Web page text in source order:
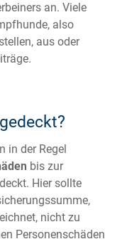
an. Viele
also
aus oder
in der Regel
bis zur
Hier sollte
nicht zu
Personenschäden